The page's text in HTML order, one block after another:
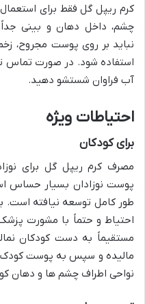
کرم ریپل گل فقط برای
چشم، داخل دهان و بینی
نباید بر روی پوست مجروح،
استفاده شود. در صورت تماس
آب فراوان شستشو دهید.
احتیاطات ویژه
برای کودکان
پوست نوزادان بسیار حساس
طور کامل توسعه نیافته است.
احتیاط و حتماً با مشورت
مستقیماً به دست کودکان
مالیده و سپس به پوست کودک
نواحی اطراف چشم ها و دهان